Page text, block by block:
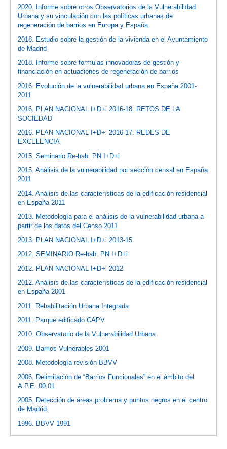
2020. Informe sobre otros Observatorios de la Vulnerabilidad
Urbana y su vinculación con las políticas urbanas de
regeneración de barrios en Europa y España
2018. Estudio sobre la gestión de la vivienda en el Ayuntamiento
de Madrid
2018. Informe sobre formulas innovadoras de gestión y
financiación en actuaciones de regeneración de barrios
2016. Evolución de la vulnerabilidad urbana en España 2001-
2011
2016. PLAN NACIONAL I+D+i 2016-18. RETOS DE LA
SOCIEDAD
2016. PLAN NACIONAL I+D+i 2016-17. REDES DE
EXCELENCIA
2015. Seminario Re-hab. PN I+D+i
2015. Análisis de la vulnerabilidad por sección censal en España
2011
2014. Análisis de las características de la edificación residencial
en España 2011
2013. Metodología para el análisis de la vulnerabilidad urbana a
partir de los datos del Censo 2011
2013. PLAN NACIONAL I+D+i 2013-15
2012. SEMINARIO Re-hab. PN I+D+i
2012. PLAN NACIONAL I+D+i 2012
2012. Análisis de las características de la edificación residencial
en España 2001
2011. Rehabilitación Urbana Integrada
2011. Parque edificado CAPV
2010. Observatorio de la Vulnerabilidad Urbana
2009. Barrios Vulnerables 2001
2008. Metodología revisión BBVV
2006. Delimitación de “Barrios Funcionales” en el ámbito del
A.P.E. 00.01
2005. Detección de áreas problema y puntos negros en el centro
de Madrid.
1996. BBVV 1991